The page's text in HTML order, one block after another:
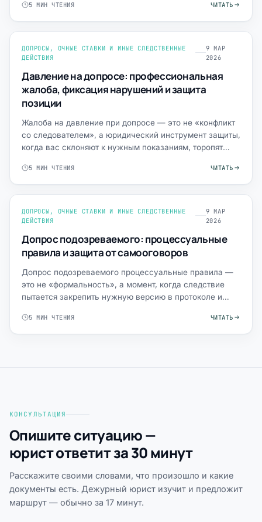
5 МИН ЧТЕНИЯ ЧИТАТЬ
ДОПРОСЫ, ОЧНЫЕ СТАВКИ И ИНЫЕ СЛЕДСТВЕННЫЕ
ДЕЙСТВИЯ
9 МАР
2026
Давление на допросе: профессиональная
жалоба, фиксация нарушений и защита
позиции
Жалоба на давление при допросе — это не «конфликт
со следователем», а юридический инструмент защиты,
когда вас склоняют к нужным показаниям, торопят
5 МИН ЧТЕНИЯ ЧИТАТЬ
ДОПРОСЫ, ОЧНЫЕ СТАВКИ И ИНЫЕ СЛЕДСТВЕННЫЕ
ДЕЙСТВИЯ
9 МАР
2026
Допрос подозреваемого: процессуальные
правила и защита от самооговоров
Допрос подозреваемого процессуальные правила —
это не «формальность», а момент, когда следствие
пытается закрепить нужную версию в протоколе и
5 МИН ЧТЕНИЯ ЧИТАТЬ
КОНСУЛЬТАЦИЯ
Опишите ситуацию —
юрист ответит за 30 минут
Расскажите своими словами, что произошло и какие
документы есть. Дежурный юрист изучит и предложит
маршрут — обычно за 17 минут.